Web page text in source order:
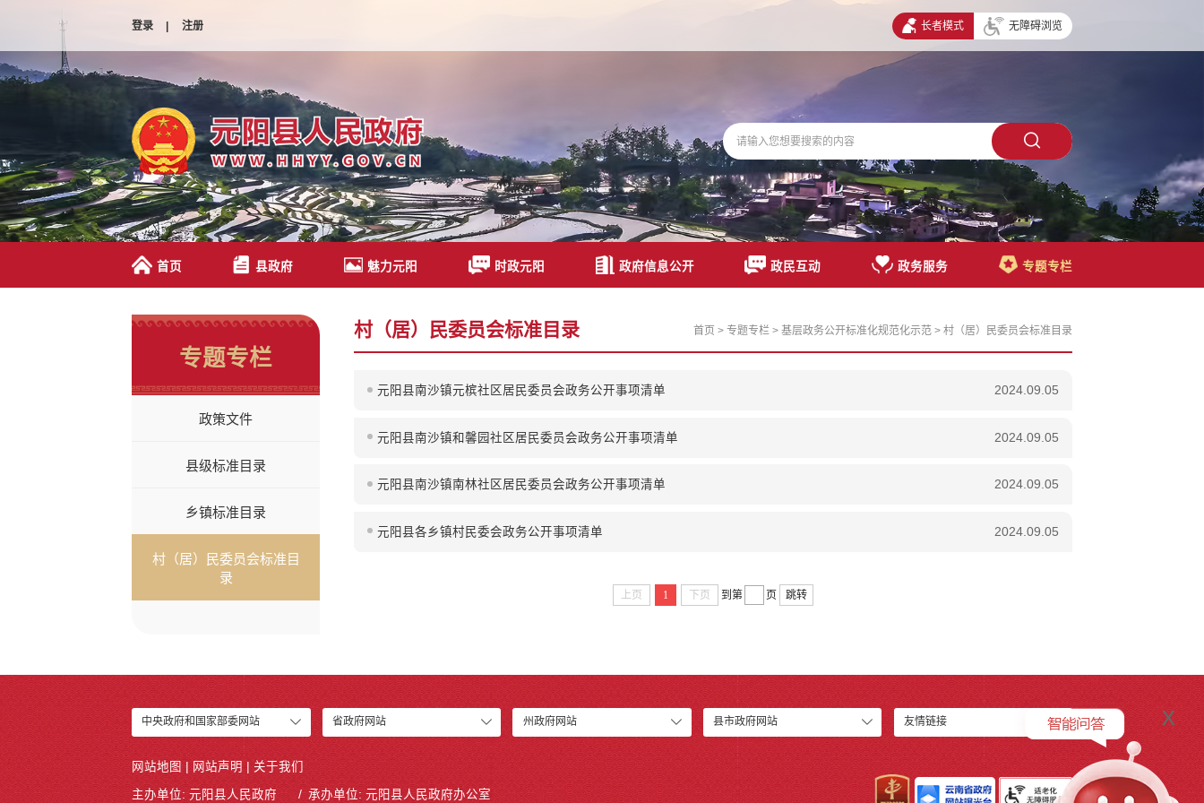
登录 | 注册 长者模式 无障碍浏览
首页 县政府 魅力元阳 时政元阳 政府信息公开 政民互动 政务服务 专题专栏
专题专栏
政策文件
县级标准目录
乡镇标准目录
村（居）民委员会标准目
录
村（居）民委员会标准目录 首页 > 专题专栏 > 基层政务公开标准化规范化示范 > 村（居）民委员会标准目录
元阳县南沙镇元槟社区居民委员会政务公开事项清单 2024.09.05
元阳县南沙镇和馨园社区居民委员会政务公开事项清单 2024.09.05
元阳县南沙镇南林社区居民委员会政务公开事项清单 2024.09.05
元阳县各乡镇村民委会政务公开事项清单 2024.09.05
上页 1 下页 到第 页 跳转
中央政府和国家部委网站 省政府网站 州政府网站 县市政府网站 友情链接 x
网站地图 网站声明 关于我们
主办单位: 元阳县人民政府 承办单位: 元阳县人民政府办公室